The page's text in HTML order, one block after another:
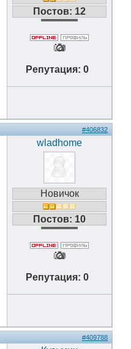
Постов: 12
Репутация: 0
#406832
wladhome
Новичок
Постов: 10
Репутация: 0
#409788